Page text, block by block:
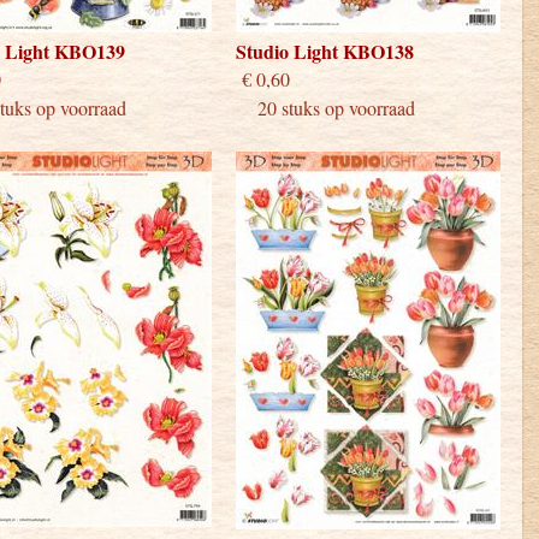
Light KBO139
0,60
op voorraad
Studio Light KBO138
€ 0,60
20 stuks op voorraad